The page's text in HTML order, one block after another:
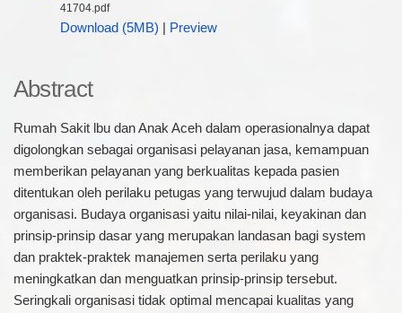
41704.pdf
Download (5MB) Preview
Abstract
Rumah Sakit lbu dan Anak Aceh dalam operasionalnya dapat
digolongkan sebagai organisasi pelayanan jasa, kemampuan
memberikan pelayanan yang berkualitas kepada pasien
ditentukan oleh perilaku petugas yang terwujud dalam budaya
organisasi. Budaya organisasi yaitu nilai-nilai, keyakinan dan
prinsip-prinsip dasar yang merupakan landasan bagi system
dan praktek-praktek manajemen serta perilaku yang
meningkatkan dan menguatkan prinsip-prinsip tersebut.
Seringkali organisasi tidak optimal mencapai kualitas yang